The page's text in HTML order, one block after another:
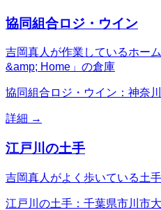
協同組合ロジ・ウイン
吉岡真人が作業しているホー
&amp; Home」の倉庫
協同組合ロジ・ウイン：神奈
詳細 →
江戸川の土手
吉岡真人がよく歩いている土手
江戸川の土手：千葉県市川市